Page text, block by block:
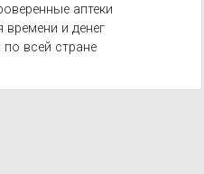
аптеки
и денег
всей стране